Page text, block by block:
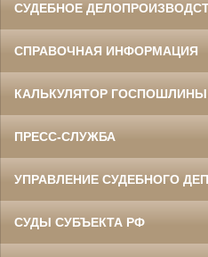
СУДЕБНОЕ
СПРАВОЧНАЯ ИНФОРМАЦИЯ
КАЛЬКУЛЯТОР ГОСПОШЛИНЫ
ПРЕСС-СЛУЖБА
УПРАВЛЕНИЕ СУДЕБНОГО
СУДЫ СУБЪЕКТА РФ